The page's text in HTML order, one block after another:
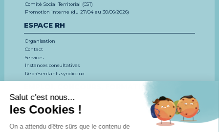
Comité Social Territorial (CST)
Promotion interne (du 27/04 au 30/06/2026)
ESPACE RH
Organisation
Contact
Services
Instances consultatives
Représentants syndicaux
CONCOURS ET EXAMENS
FORMATION